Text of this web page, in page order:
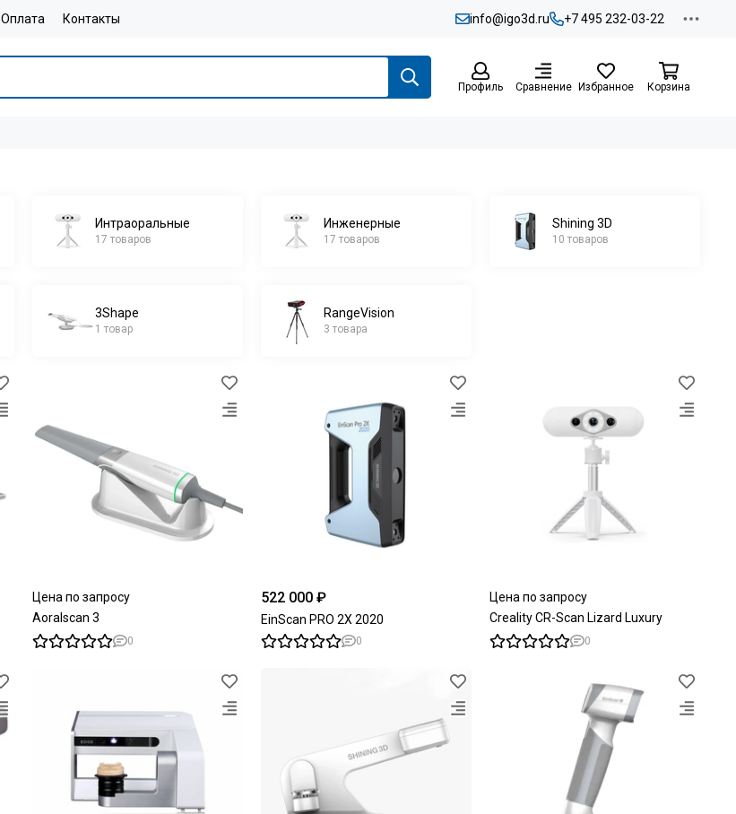
Оплата Контакты info@igo3d.ru +7 495 232-03-22
Профиль Сравнение Избранное Корзина
Интраоральные
17 товаров
Инженерные
17 товаров
Shining 3D
10 товаров
3Shape
1 товар
RangeVision
3 товара
Цена по запросу
Aoralscan 3
0
522 000 ₽
EinScan PRO 2X 2020
0
Цена по запросу
Creality CR-Scan Lizard Luxury
0